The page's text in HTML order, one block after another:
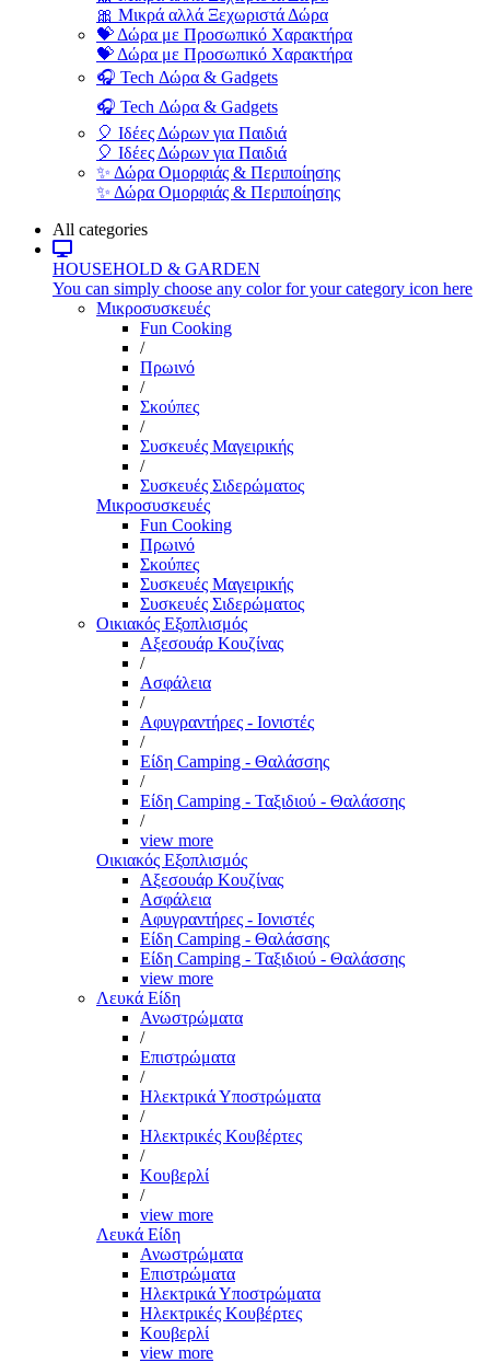
🎀 Μικρά αλλά Ξεχωριστά Δώρα
💝 Δώρα με Προσωπικό Χαρακτήρα
💝 Δώρα με Προσωπικό Χαρακτήρα
🎧 Tech Δώρα & Gadgets
🎧 Tech Δώρα & Gadgets
🎈 Ιδέες Δώρων για Παιδιά
🎈 Ιδέες Δώρων για Παιδιά
✨ Δώρα Ομορφιάς & Περιποίησης
✨ Δώρα Ομορφιάς & Περιποίησης
All categories
HOUSEHOLD & GARDEN
You can simply choose any color for your category icon here
Μικροσυσκευές
Fun Cooking
/
Πρωινό
/
Σκούπες
/
Συσκευές Μαγειρικής
/
Συσκευές Σιδερώματος
Μικροσυσκευές
Fun Cooking
Πρωινό
Σκούπες
Συσκευές Μαγειρικής
Συσκευές Σιδερώματος
Οικιακός Εξοπλισμός
Αξεσουάρ Κουζίνας
/
Ασφάλεια
/
Αφυγραντήρες - Ιονιστές
/
Είδη Camping - Θαλάσσης
/
Είδη Camping - Ταξιδιού - Θαλάσσης
/
view more
Οικιακός Εξοπλισμός
Αξεσουάρ Κουζίνας
Ασφάλεια
Αφυγραντήρες - Ιονιστές
Είδη Camping - Θαλάσσης
Είδη Camping - Ταξιδιού - Θαλάσσης
view more
Λευκά Είδη
Ανωστρώματα
/
Επιστρώματα
/
Ηλεκτρικά Υποστρώματα
/
Ηλεκτρικές Κουβέρτες
/
Κουβερλί
/
view more
Λευκά Είδη
Ανωστρώματα
Επιστρώματα
Ηλεκτρικά Υποστρώματα
Ηλεκτρικές Κουβέρτες
Κουβερλί
view more